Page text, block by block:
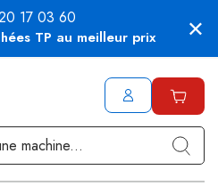
TP au meilleur prix
17 03 60